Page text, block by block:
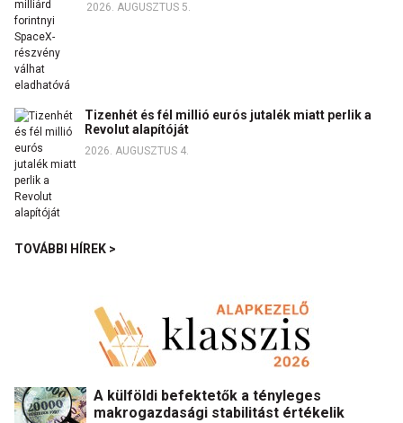
2026. AUGUSZTUS 5.
Tizenhét és fél millió eurós jutalék miatt perlik a
Revolut alapítóját
2026. AUGUSZTUS 4.
TOVÁBBI HÍREK >
A külföldi befektetők a tényleges
makrogazdasági stabilitást értékelik